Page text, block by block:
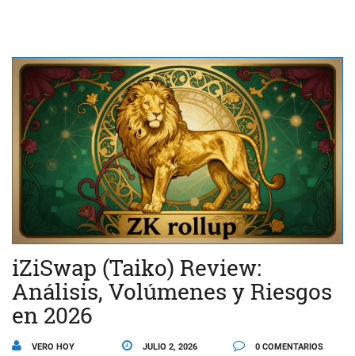
iZiSwap (Taiko) Review:
Análisis, Volúmenes y Riesgos
en 2026
VERO HOY JULIO 2, 2026 0 COMENTARIOS